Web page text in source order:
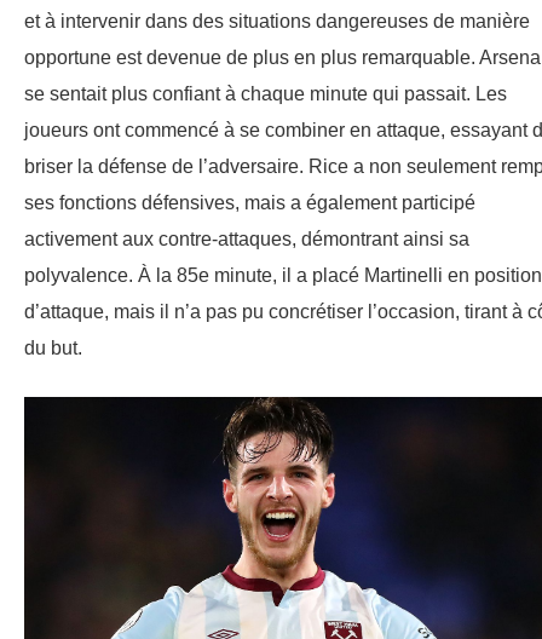
et à intervenir dans des situations dangereuses de manière
opportune est devenue de plus en plus remarquable.
se sentait plus confiant à chaque minute qui passait. Les
joueurs ont commencé à se combiner en attaque, essayant
briser la défense de l’adversaire. Rice a non seulement
ses fonctions défensives, mais a également participé
activement aux contre-attaques, démontrant ainsi sa
polyvalence. À la 85e minute, il a placé Martinelli en position
d’attaque, mais il n’a pas pu concrétiser l’occasion, tirant à
du but.